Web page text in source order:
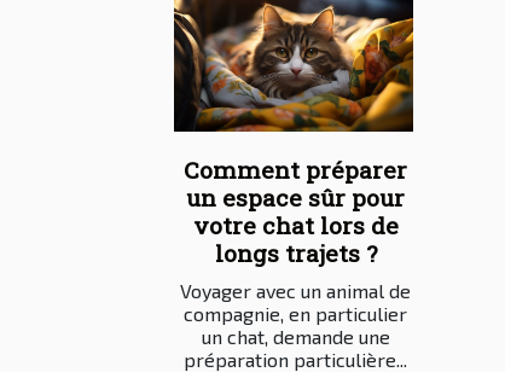
Comment préparer
un espace sûr pour
votre chat lors de
longs trajets ?
Voyager avec un animal de
compagnie, en particulier
un chat, demande une
préparation particulière...